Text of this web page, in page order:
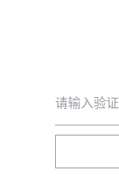
请输入验